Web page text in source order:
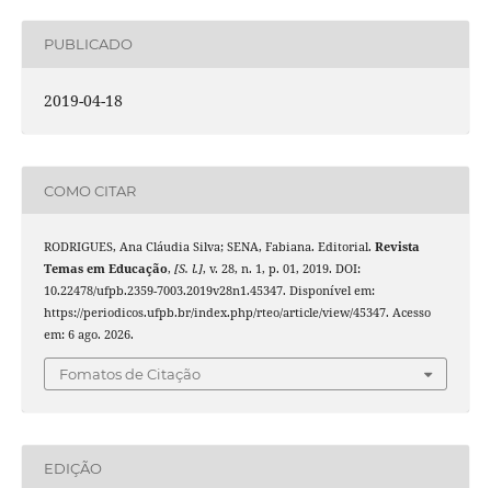
PUBLICADO
2019-04-18
COMO CITAR
RODRIGUES, Ana Cláudia Silva; SENA, Fabiana. Editorial. Revista
Temas em Educação, [S. l.], v. 28, n. 1, p. 01, 2019. DOI:
10.22478/ufpb.2359-7003.2019v28n1.45347. Disponível em:
https://periodicos.ufpb.br/index.php/rteo/article/view/45347. Acesso
em: 6 ago. 2026.
Fomatos de Citação
EDIÇÃO